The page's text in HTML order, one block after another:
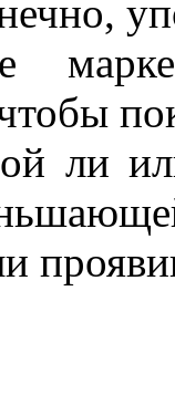
ли